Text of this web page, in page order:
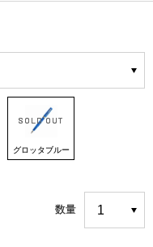
グロッタブルー
数量